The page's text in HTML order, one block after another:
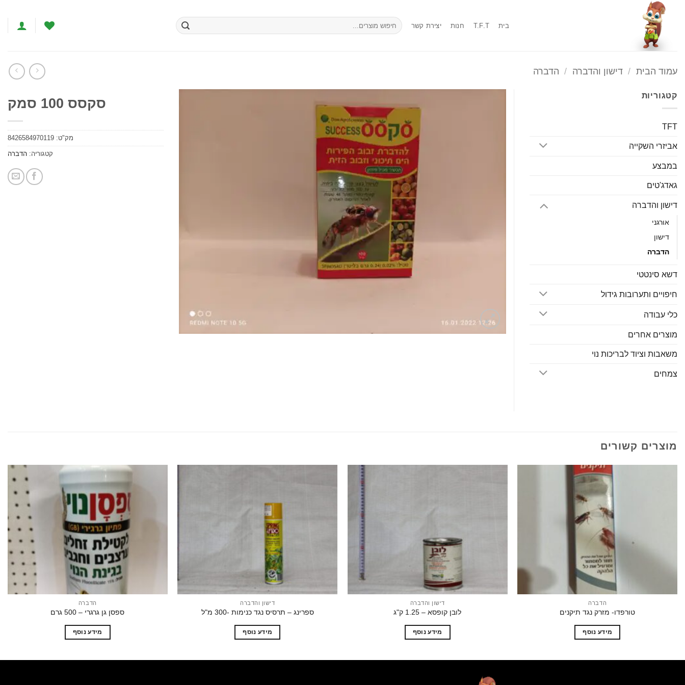
content
בית T.F.T חנות יצירת קשר
חיפוש
עבור:
עמוד הבית / דישון והדברה / הדברה
המשאלות
סקסס 100 סמק
מק"ט: 8426584970119
קטגוריה: הדברה
קטגוריות
TFT
אביזרי השקייה
במבצע
גאדג'טים
דישון והדברה
אורגני
דישון
הדברה
דשא סינטטי
חיפויים ותערובות גידול
כלי עבודה
מוצרים אחרים
משאבות וציוד לבריכות נוי
צמחים
מוצרים קשורים
הדברה
טורפדו- מזרק נגד תיקנים
מידע נוסף
הוסף
לרשימת
המשאלות
דישון והדברה
לובן קופסא – 1.25 ק"ג
מידע נוסף
דישון והדברה
ספרינג – תרסיס נגד כנימות -300 מ"ל
מידע נוסף
הוסף
המשאלות
הדברה
ספסן גן גרגרי – 500 גרם
מידע נוסף